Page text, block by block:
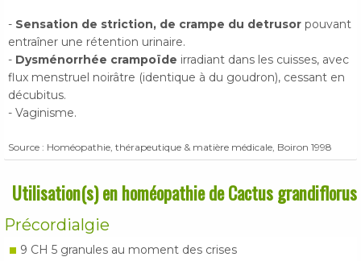
- Sensation de striction, de crampe du detrusor pouvant
entraîner une rétention urinaire.
- Dysménorrhée crampoïde irradiant dans les cuisses, avec
flux menstruel noirâtre (identique à du goudron), cessant en
décubitus.
- Vaginisme.
Source : Homéopathie, thérapeutique & matière médicale, Boiron 1998
Utilisation(s) en homéopathie de Cactus grandiflorus
Précordialgie
9 CH 5 granules au moment des crises